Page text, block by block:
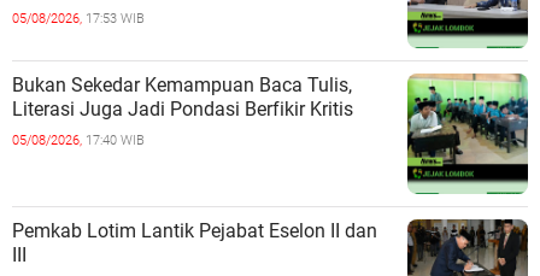
05/08/2026, 17:53 WIB
Bukan Sekedar Kemampuan Baca Tulis,
Literasi Juga Jadi Pondasi Berfikir Kritis
05/08/2026, 17:40 WIB
Pemkab Lotim Lantik Pejabat Eselon II dan
III